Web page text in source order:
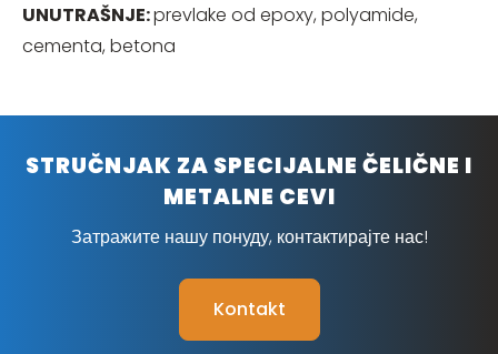
UNUTRAŠNJE:prevlake od epoxy, polyamide,
cementa, betona
STRUČNJAK ZA SPECIJALNE ČELIČNE I
METALNE CEVI
Затражите нашу понуду, контактирајте нас!
Kontakt